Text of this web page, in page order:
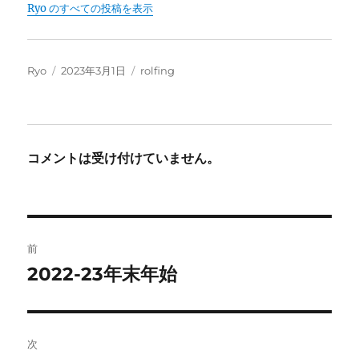
Ryo のすべての投稿を表示
投
Ryo
投
2023年3月1日
カ
rolfing
コメントは受け付けていません。
稿
ビ
前
前
投
稿:
2022-23年末年始
次